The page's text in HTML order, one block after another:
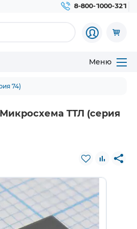
8-800-1000-321
Меню
74)
Микросхема ТТЛ (серия